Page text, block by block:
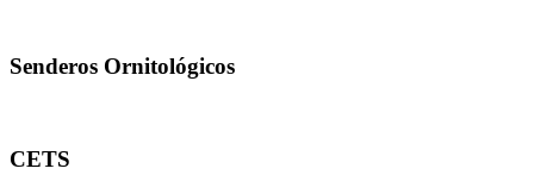
Senderos Ornitológicos
CETS